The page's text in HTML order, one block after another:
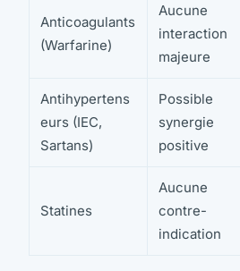
Anticoagulants
(Warfarine)
Aucune
interaction
majeure
Antihypertens
eurs (IEC,
Sartans)
Possible
synergie
positive
Statines
Aucune
contre-
indication